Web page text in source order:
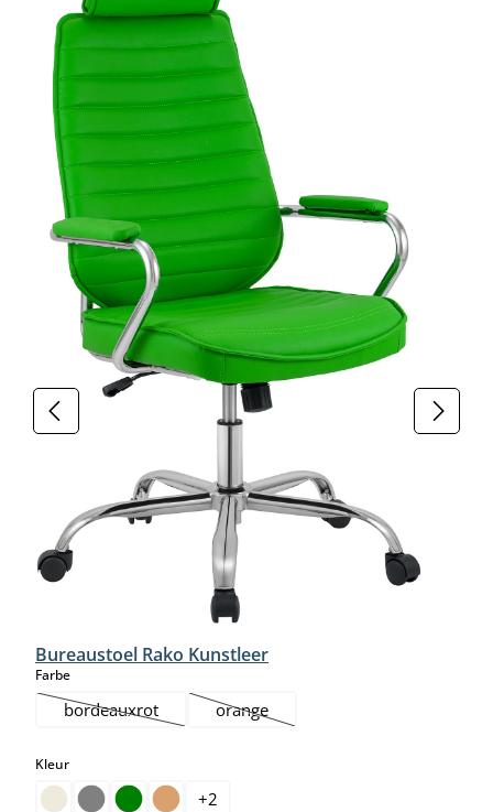
Bureaustoel Rako Kunstleer
Farbeselect
bordeauxrot
(Deze optie is momenteel niet beschikbaar.)
orange
(Deze optie is momenteel niet
Kleurselect
+2